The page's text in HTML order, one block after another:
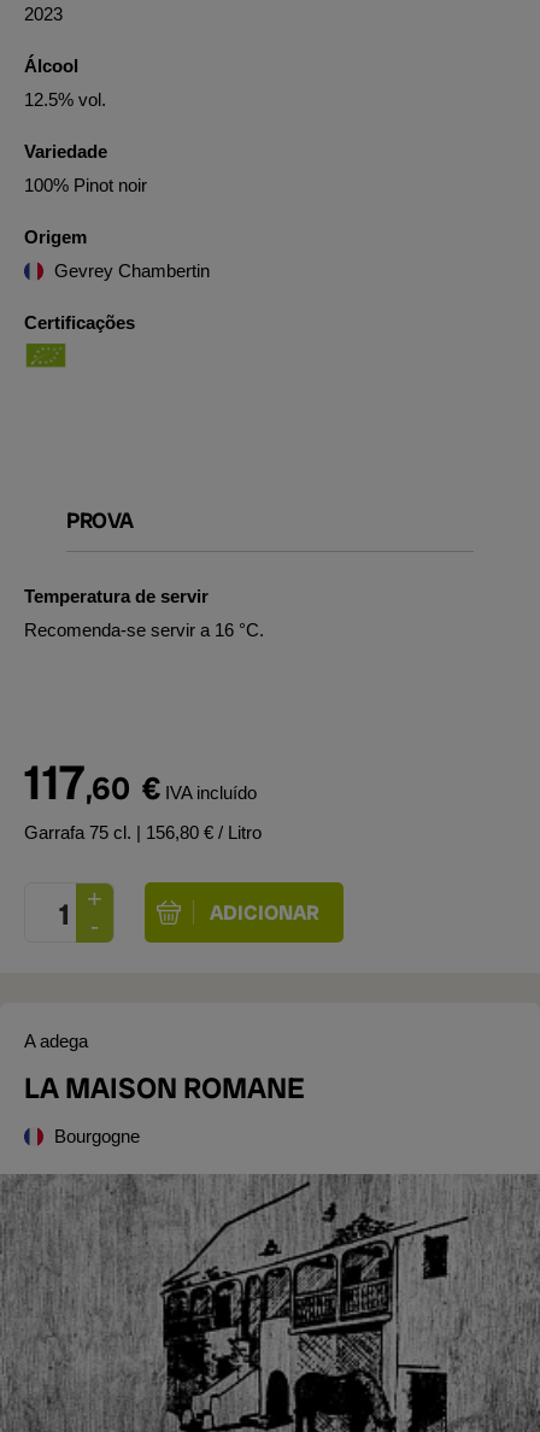
2023
Álcool
12.5% vol.
Variedade
100% Pinot noir
Origem
Gevrey Chambertin
Certificações
PROVA
Temperatura de servir
Recomenda-se servir a 16 °C.
117,60 € IVA incluído
Garrafa 75 cl. | 156,80 € / Litro
A adega
LA MAISON ROMANE
Bourgogne